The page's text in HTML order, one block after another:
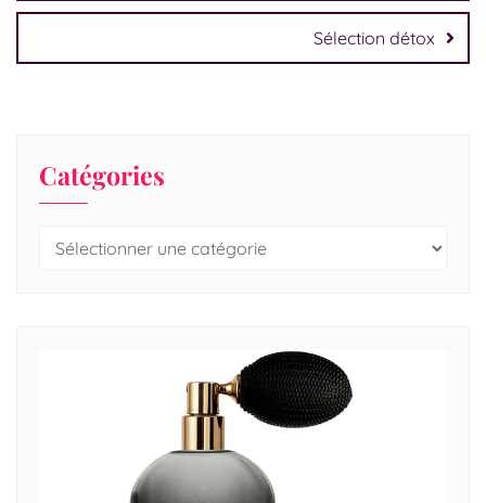
Sélection détox
Catégories